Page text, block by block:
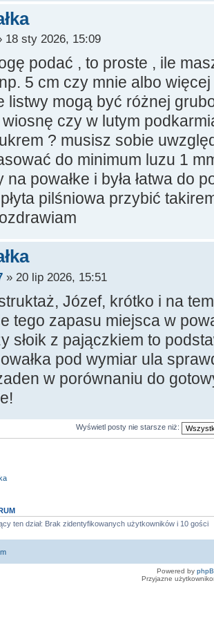
18 sty 2026, 15:09
podać , to proste , ile
5 cm czy mnie albo
listwy mogą być różnej
czy w lutym
? musisz sobie
do minimum luzu 1
na powałke i była łatwa do
pilśniowa przybić
» 20 lip 2026, 15:51
Józef, krótko i na
tego zapasu miejsca w
słoik z pajączkiem to
pod wymiar ula
w porównaniu do
Wyświetl posty nie starsze niż:
ten dział: Brak zidentyfikowanych użytkowników i 10 gości
Powered by
Przyjazne